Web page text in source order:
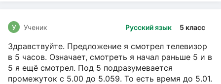
Русский язык 5 класс
У Ученик
Здравствуйте. Предложение я смотрел телевизор
в 5 часов. Означает, смотреть я начал раньше 5 и в
5 я ещё смотрел. Под 5 подразумевается
промежуток с 5.00 до 5.059. То есть время до 5.01.